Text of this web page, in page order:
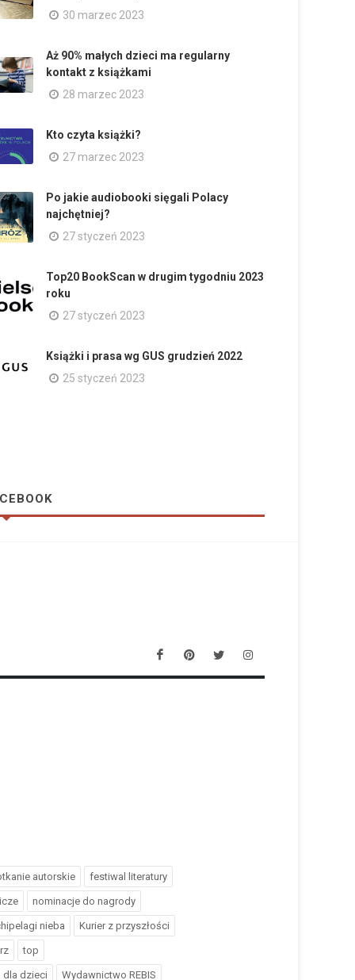
30 marzec 2023
Aż 90% małych dzieci ma regularny
kontakt z książkami
28 marzec 2023
Kto czyta książki?
27 marzec 2023
Po jakie audiobooki sięgali Polacy
najchętniej?
27 styczeń 2023
Top20 BookScan w drugim tygodniu 2023
roku
27 styczeń 2023
Książki i prasa wg GUS grudzień 2022
25 styczeń 2023
autorskie festiwal literatury
nominacje do nagrody
nieba Kurier z przyszłości
top
dla dzieci Wydawnictwo REBIS